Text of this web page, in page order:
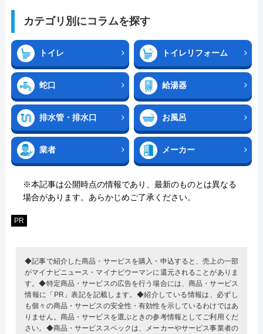
カテゴリ別にコラムを探す
トイレ トイレリフォーム
蛇口 給湯器
排水管・排水口 お風呂
業者 メーカー
※本記事は公開時点の情報であり、最新のものとは異なる
場合があります。あらかじめご了承ください。
PR
◆記事で紹介した商品・サービスを購入・申込すると、売上の一部
がマイナビニュース・マイナビウーマンに還元されることがありま
す。◆特定商品・サービスの広告を行う場合には、商品・サービス
情報に「PR」表記を記載します。◆紹介している情報は、必ずし
も個々の商品・サービスの安全性・有効性を示しているわけではあ
りません。商品・サービスを選ぶときの参考情報としてご利用くだ
さい。◆商品・サービススペックは、メーカーやサービス事業者の